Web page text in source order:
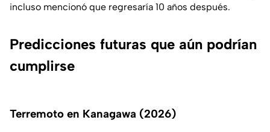
incluso mencionó que regresaría 10 años después.
Predicciones futuras que aún podrían
cumplirse
Terremoto en Kanagawa (2026)